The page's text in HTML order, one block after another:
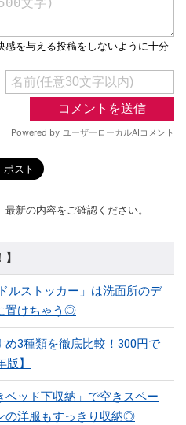
新の内容をご確認ください。
ルストッカー」は洗面所のデ
置けちゃう◎
3種類を徹底比較！300円で
】
ベッド下収納」で空きスペー
の洋服もすっきり収納◎